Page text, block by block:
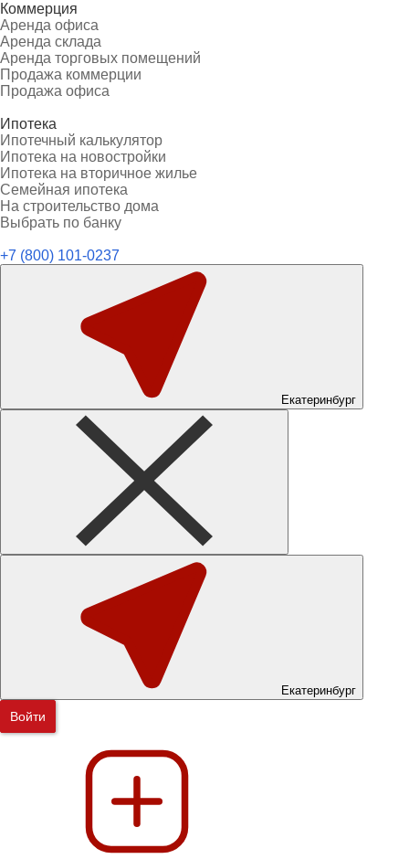
Коммерция
Аренда офиса
Аренда склада
Аренда торговых помещений
Продажа коммерции
Продажа офиса
Ипотека
Ипотечный калькулятор
Ипотека на новостройки
Ипотека на вторичное жилье
Семейная ипотека
На строительство дома
Выбрать по банку
+7 (800) 101-0237
Екатеринбург
Екатеринбург
Войти